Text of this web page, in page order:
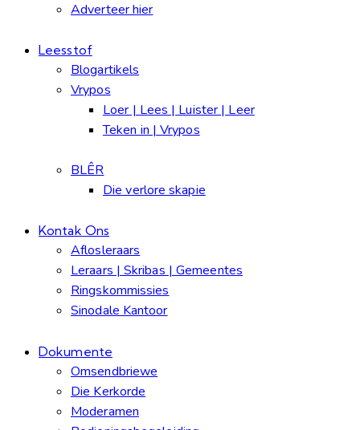
Adverteer hier
Leesstof
Blogartikels
Vrypos
Loer | Lees | Luister | Leer
Teken in | Vrypos
BLÊR
Die verlore skapie
Kontak Ons
Aflosleraars
Leraars | Skribas | Gemeentes
Ringskommissies
Sinodale Kantoor
Dokumente
Omsendbriewe
Die Kerkorde
Moderamen